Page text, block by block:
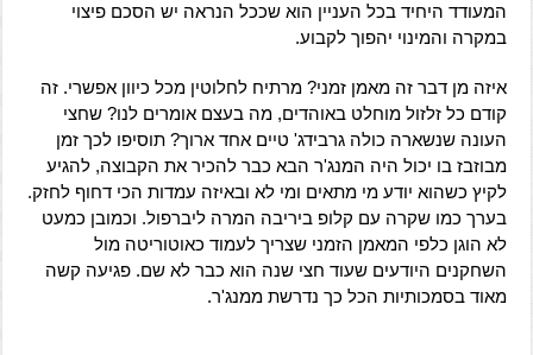
המעודד היחיד בכל העניין הוא שככל הנראה יש הסכם פיצוי
במקרה והמינוי יהפוך לקבוע.
איזה מן דבר זה מאמן זמני? מרתיח לחלוטין מכל כיוון אפשרי. זה
קודם כל זלזול מוחלט באוהדים, מה בעצם אומרים לנו? שחצי
העונה שנשארה כולה גרבידג' טיים אחד ארוך? תוסיפו לכך זמן
מבוזבז בו יכול היה המנג'ר הבא כבר להכיר את הקבוצה, להגיע
לקיץ כשהוא יודע מי מתאים ומי לא ובאיזה עמדות הכי דחוף לחזק.
בערך כמו שקרה עם קלופ ביריבה המרה ליברפול. וכמובן כמעט
לא הוגן כלפי המאמן הזמני שצריך לעמוד כאוטוריטה מול
השחקנים היודעים שעוד חצי שנה הוא כבר לא שם. פגיעה קשה
מאוד בסמכותיות הכל כך נדרשת ממנג'ר.